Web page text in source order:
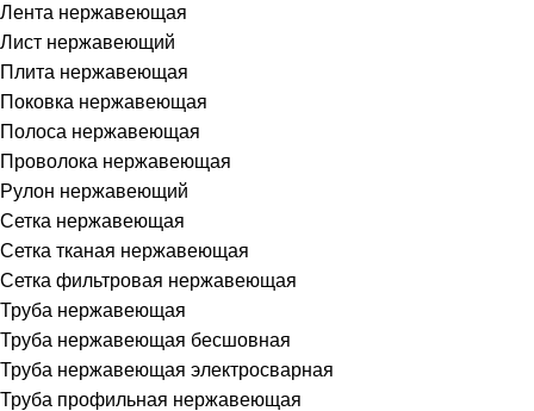
Лента нержавеющая
Лист нержавеющий
Плита нержавеющая
Поковка нержавеющая
Полоса нержавеющая
Проволока нержавеющая
Рулон нержавеющий
Сетка нержавеющая
Сетка тканая нержавеющая
Сетка фильтровая нержавеющая
Труба нержавеющая
Труба нержавеющая бесшовная
Труба нержавеющая электросварная
Труба профильная нержавеющая